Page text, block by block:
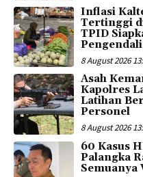
Inflasi
Tertinggi
TPID
8 August 2026
Asah
Kapolres
Latihan
Personel
8 August 2026
60 Kasus
Palangka
Semuanya